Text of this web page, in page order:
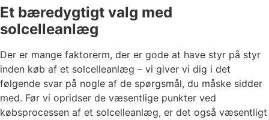
Et bæredygtigt valg med
solcelleanlæg
Der er mange faktorerm, der er gode at have styr på styr
inden køb af et solcelleanlæg – vi giver vi dig i det
følgende svar på nogle af de spørgsmål, du måske sidder
med. Før vi opridser de væsentlige punkter ved
købsprocessen af et solcelleanlæg, er det også væsentligt